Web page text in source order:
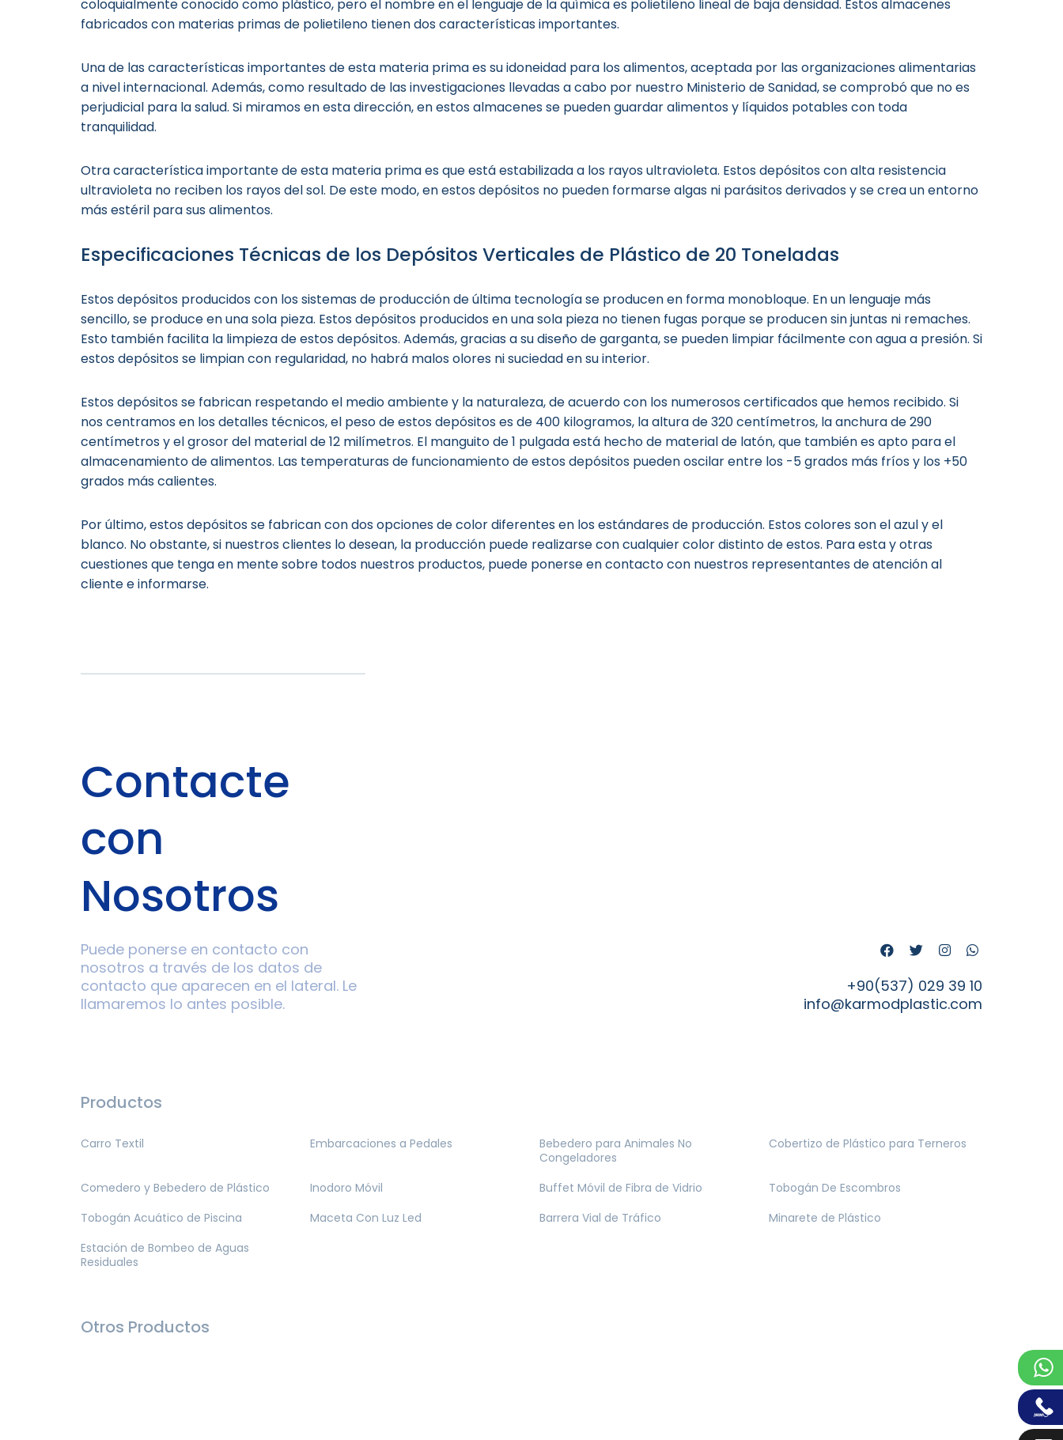
coloquialmente conocido como plástico, pero el nombre en el lenguaje de la química es polietileno lineal de baja densidad. Estos almacenes
fabricados con materias primas de polietileno tienen dos características importantes.
Una de las características importantes de esta materia prima es su idoneidad para los alimentos, aceptada por las organizaciones alimentarias
a nivel internacional. Además, como resultado de las investigaciones llevadas a cabo por nuestro Ministerio de Sanidad, se comprobó que no es
perjudicial para la salud. Si miramos en esta dirección, en estos almacenes se pueden guardar alimentos y líquidos potables con toda
tranquilidad.
Otra característica importante de esta materia prima es que está estabilizada a los rayos ultravioleta. Estos depósitos con alta resistencia
ultravioleta no reciben los rayos del sol. De este modo, en estos depósitos no pueden formarse algas ni parásitos derivados y se crea un entorno
más estéril para sus alimentos.
Especificaciones Técnicas de los Depósitos Verticales de Plástico de 20 Toneladas
Estos depósitos producidos con los sistemas de producción de última tecnología se producen en forma monobloque. En un lenguaje más
sencillo, se produce en una sola pieza. Estos depósitos producidos en una sola pieza no tienen fugas porque se producen sin juntas ni remaches.
Esto también facilita la limpieza de estos depósitos. Además, gracias a su diseño de garganta, se pueden limpiar fácilmente con agua a presión. Si
estos depósitos se limpian con regularidad, no habrá malos olores ni suciedad en su interior.
Estos depósitos se fabrican respetando el medio ambiente y la naturaleza, de acuerdo con los numerosos certificados que hemos recibido. Si
nos centramos en los detalles técnicos, el peso de estos depósitos es de 400 kilogramos, la altura de 320 centímetros, la anchura de 290
centímetros y el grosor del material de 12 milímetros. El manguito de 1 pulgada está hecho de material de latón, que también es apto para el
almacenamiento de alimentos. Las temperaturas de funcionamiento de estos depósitos pueden oscilar entre los -5 grados más fríos y los +50
grados más calientes.
Por último, estos depósitos se fabrican con dos opciones de color diferentes en los estándares de producción. Estos colores son el azul y el
blanco. No obstante, si nuestros clientes lo desean, la producción puede realizarse con cualquier color distinto de estos. Para esta y otras
cuestiones que tenga en mente sobre todos nuestros productos, puede ponerse en contacto con nuestros representantes de atención al
cliente e informarse.
Contacte
con
Nosotros
Puede ponerse en contacto con
nosotros a través de los datos de
contacto que aparecen en el lateral. Le
llamaremos lo antes posible.
+90(537) 029 39 10
info@karmodplastic.com
Productos
Carro Textil Embarcaciones a Pedales
Bebedero para Animales No
Congeladores
Cobertizo de Plástico para Terneros
Comedero y Bebedero de Plástico Inodoro Móvil Buffet Móvil de Fibra de Vidrio
Tobogán De Escombros
Tobogán Acuático de Piscina
Maceta Con Luz Led Barrera Vial de Tráfico
Minarete de Plástico
Estación de Bombeo de Aguas
Residuales
Otros Productos